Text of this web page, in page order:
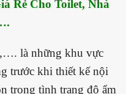
Rẻ Cho Toilet, Nhà
là những khu vực
trước khi thiết kế nội
trong tình trạng độ ẩm